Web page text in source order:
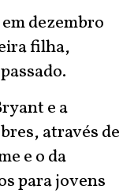
dezembro
filha,
e a
através de
e o da
para jovens